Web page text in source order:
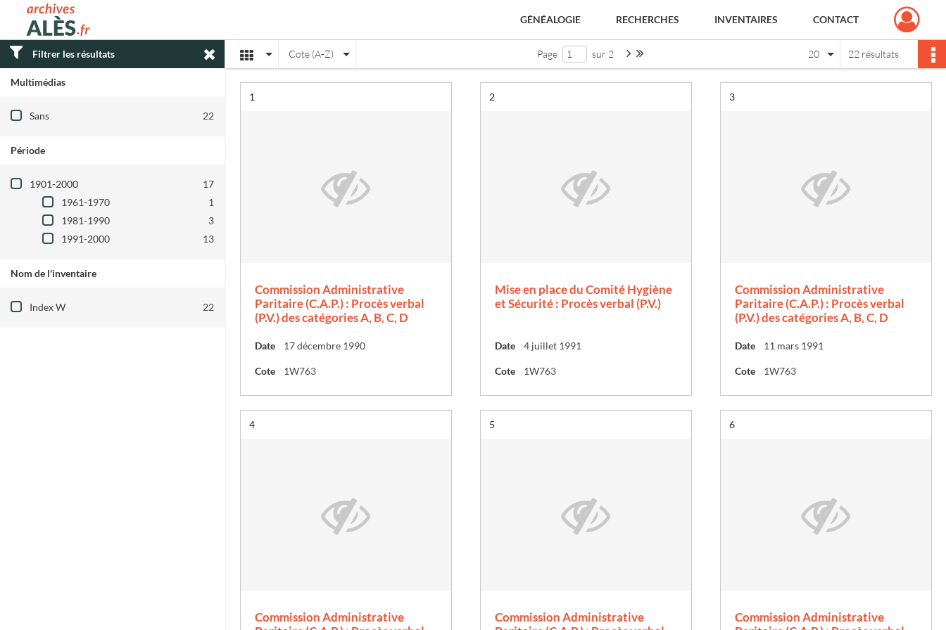
Archives municipales d'Alès GÉNÉALOGIE RECHERCHES INVENTAIRES CONTACT
Filtrer les résultats
Multimédias
Filtre les résultats par : Multimédias
Sans 22
Période
Filtre les résultats par : Période
1901-2000
17
1961-1970
1
1981-1990
3
1991-2000
13
Nom de l'inventaire
Filtre les résultats par : Nom de l'inventaire
Index W 22
AffichageCote (A-Z) Page sur 2 Page suivante : 1/2 22 résultats
20
Résultat n°
1
Commission Administrative
Paritaire (C.A.P.) : Procès verbal
(P.V.) des catégories A, B, C, D
Date 17 décembre 1990
Cote 1W763
Résultat n°
2
Mise en place du Comité Hygiène
et Sécurité : Procès verbal (P.V.)
Date 4 juillet 1991
Cote 1W763
Résultat n°
3
Commission Administrative
Paritaire (C.A.P.) : Procès verbal
(P.V.) des catégories A, B, C, D
Date 11 mars 1991
Cote 1W763
Résultat n°
4
Commission Administrative
Résultat n°
5
Commission Administrative
Résultat n°
6
Commission Administrative